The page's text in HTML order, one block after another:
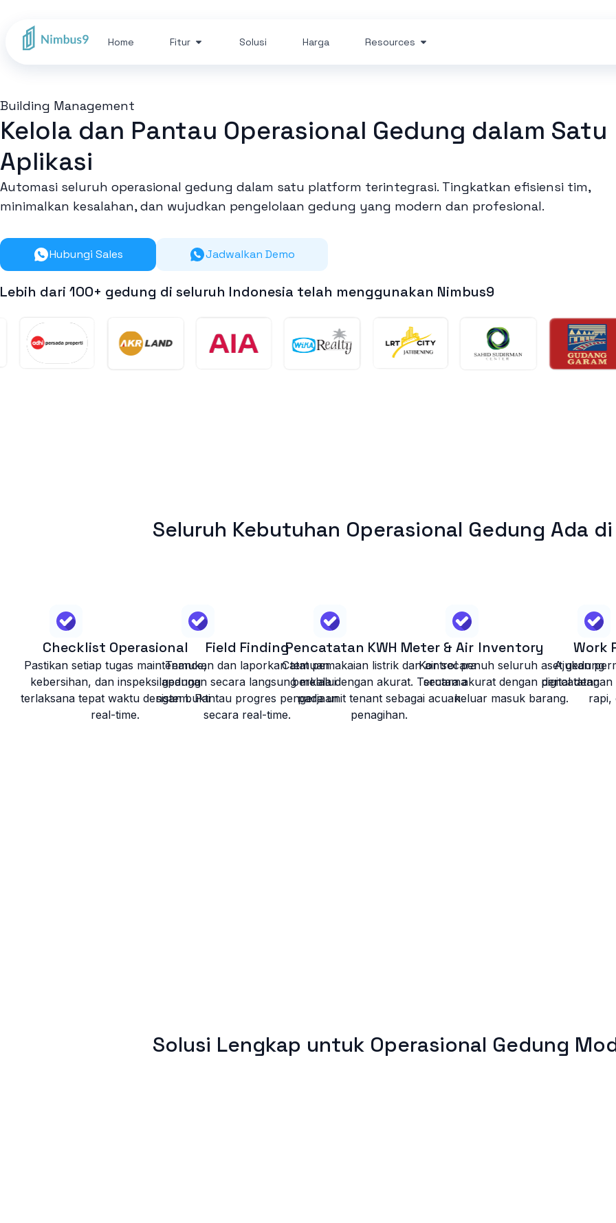
Home Fitur Solusi Harga Resources
Building Management
Kelola dan Pantau Operasional Gedung dalam Satu
Aplikasi
Automasi seluruh operasional gedung dalam satu platform terintegrasi. Tingkatkan efisiensi tim,
minimalkan kesalahan, dan wujudkan pengelolaan gedung yang modern dan profesional.
Hubungi Sales Jadwalkan Demo
Lebih dari 100+ gedung di seluruh Indonesia telah menggunakan Nimbus9
Seluruh Kebutuhan Operasional Gedung Ada
Checklist Operasional
Pastikan setiap tugas maintenance,
kebersihan, dan inspeksi gedung
terlaksana tepat waktu dengan bukti
real-time.
Field Finding
Temukan dan laporkan temuan
lapangan secara langsung melalui
sistem. Pantau progres pengerjaan
secara real-time.
Pencatatan KWH Meter & Air
Catat pemakaian listrik dan air secara
berkala dengan akurat. Terutama
pada unit tenant sebagai acuan
penagihan.
Inventory
Kontrol penuh seluruh aset gedung
secara akurat dengan pencatatan
keluar masuk barang.
Work
Ajukan
digital
rapi,
Solusi Lengkap untuk Operasional Gedung